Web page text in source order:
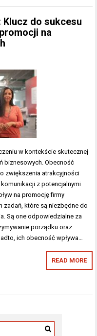
do sukcesu
na
w kontekście skutecznej
biznesowych. Obecność
zwiększenia atrakcyjności
z potencjalnymi
na promocję firmy
zadań, które są niezbędne do
Są one odpowiedzialne za
porządku oraz
ich obecność wpływa…
READ MORE